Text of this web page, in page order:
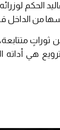
الحكم
من الداخل
هي